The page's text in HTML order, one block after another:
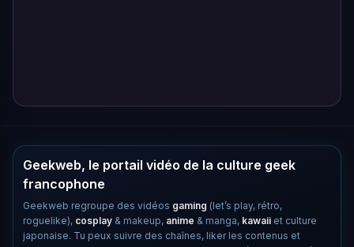
Geekweb, le portail vidéo de la culture geek
francophone
Geekweb regroupe des vidéos gaming (let’s play, rétro,
roguelike), cosplay & makeup, anime & manga, kawaii et culture
japonaise. Tu peux suivre des chaînes, liker les contenus et